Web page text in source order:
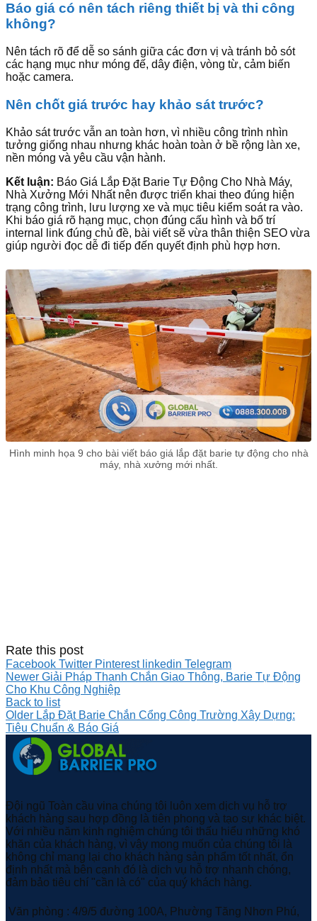
Báo giá có nên tách riêng thiết bị và thi công
không?
Nên tách rõ để dễ so sánh giữa các đơn vị và tránh bỏ sót
các hạng mục như móng đế, dây điện, vòng từ, cảm biến
hoặc camera.
Nên chốt giá trước hay khảo sát trước?
Khảo sát trước vẫn an toàn hơn, vì nhiều công trình nhìn
tưởng giống nhau nhưng khác hoàn toàn ở bề rộng làn xe,
nền móng và yêu cầu vận hành.
Kết luận: Báo Giá Lắp Đặt Barie Tự Động Cho Nhà Máy,
Nhà Xưởng Mới Nhất nên được triển khai theo đúng hiện
trạng công trình, lưu lượng xe và mục tiêu kiểm soát ra vào.
Khi báo giá rõ hạng mục, chọn đúng cấu hình và bố trí
internal link đúng chủ đề, bài viết sẽ vừa thân thiện SEO vừa
giúp người đọc dễ đi tiếp đến quyết định phù hợp hơn.
Hình minh họa 9 cho bài viết báo giá lắp đặt barie tự động cho nhà
máy, nhà xưởng mới nhất.
Rate this post
Facebook Twitter Pinterest linkedin Telegram
Newer Giải Pháp Thanh Chắn Giao Thông, Barie Tự Động
Cho Khu Công Nghiệp
Back to list
Older Lắp Đặt Barie Chắn Cổng Công Trường Xây Dựng:
Tiêu Chuẩn & Báo Giá
Đội ngũ Toàn cầu vina chúng tôi luôn xem dịch vụ hỗ trợ
khách hàng sau hợp đồng là tiên phong và tạo sự khác biệt.
Với nhiều năm kinh nghiệm chúng tôi thấu hiểu những khó
khăn của khách hàng, vì vậy mong muốn của chúng tôi là
không chỉ mang lại cho khách hàng sản phẩm tốt nhất, ổn
định nhất mà bên cạnh đó là dịch vụ hỗ trợ nhanh chóng,
đảm bảo tiêu chí "cần là có" của quý khách hàng.
Văn phòng : 4/9/5 đường 100A, Phường Tăng Nhơn Phú,